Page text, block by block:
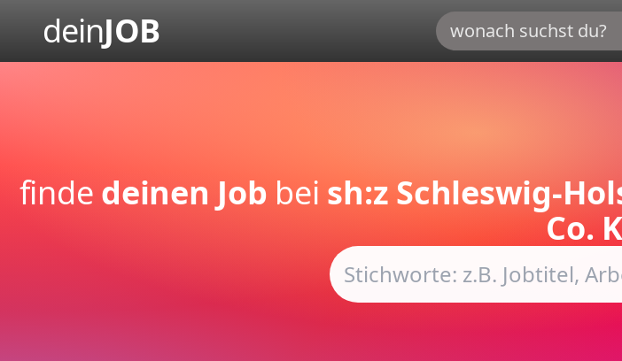
deinJOB
finde deinen Job bei sh:z Schleswig-
Co.